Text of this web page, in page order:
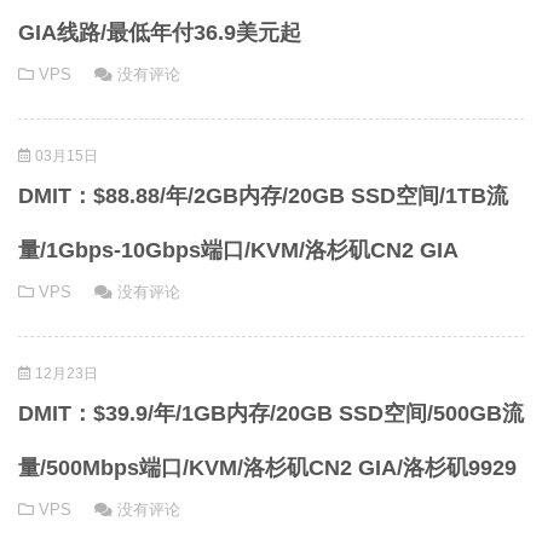
GIA线路/最低年付36.9美元起
VPS 没有评论
03月15日
DMIT：$88.88/年/2GB内存/20GB SSD空间/1TB流
量/1Gbps-10Gbps端口/KVM/洛杉矶CN2 GIA
VPS 没有评论
12月23日
DMIT：$39.9/年/1GB内存/20GB SSD空间/500GB流
量/500Mbps端口/KVM/洛杉矶CN2 GIA/洛杉矶9929
VPS 没有评论